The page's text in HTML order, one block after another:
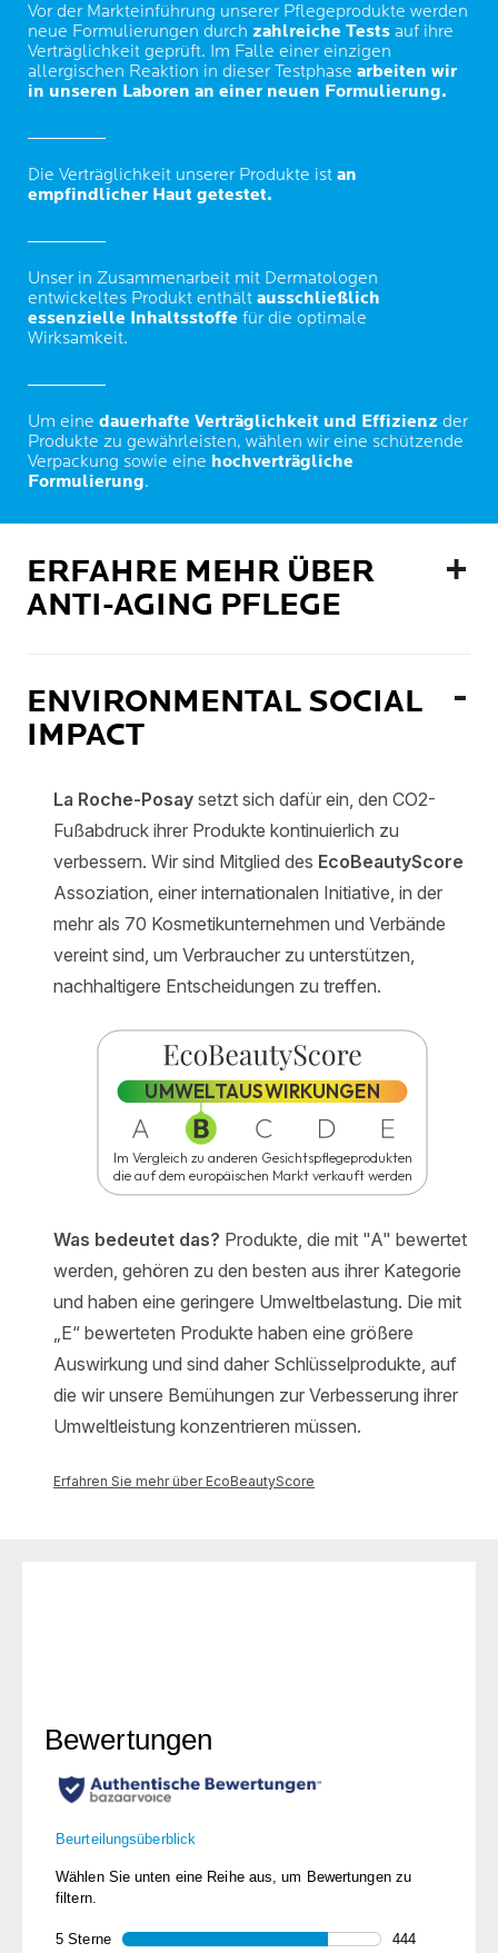
Vor der Markteinführung unserer Pflegeprodukte werden
neue Formulierungen durch zahlreiche Tests auf ihre
Verträglichkeit geprüft. Im Falle einer einzigen
allergischen Reaktion in dieser Testphase arbeiten wir
in unseren Laboren an einer neuen Formulierung.
Die Verträglichkeit unserer Produkte ist an
empfindlicher Haut getestet.
Unser in Zusammenarbeit mit Dermatologen
entwickeltes Produkt enthält ausschließlich
essenzielle Inhaltsstoffe für die optimale
Wirksamkeit.
Um eine dauerhafte Verträglichkeit und Effizienz der
Produkte zu gewährleisten, wählen wir eine schützende
Verpackung sowie eine hochverträgliche
Formulierung.
ERFAHRE MEHR ÜBER
ANTI-AGING PFLEGE
ENVIRONMENTAL SOCIAL
IMPACT